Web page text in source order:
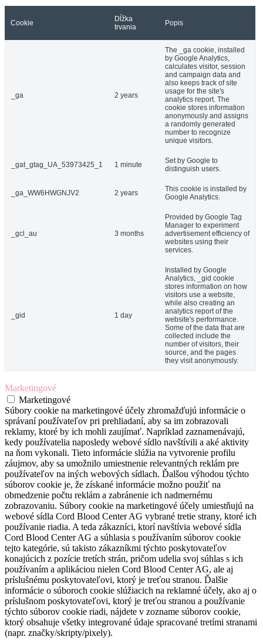
Cookie
Dĺžka
trvania
Popis
_ga 2 years
The _ga cookie, installed
by Google Analytics,
calculates visitor, session
and campaign data and
also keeps track of site
usage for the site's
analytics report. The
cookie stores information
anonymously and assigns
a randomly generated
number to recognize
unique visitors.
_gat_gtag_UA_53973425_1 1 minute
Set by Google to
distinguish users.
_ga_WW6HWGNJV2 2 years
This cookie is installed by
Google Analytics.
_gcl_au 3 months
Provided by Google Tag
Manager to experiment
advertisement efficiency of
websites using their
services.
_gid 1 day
Installed by Google
Analytics, _gid cookie
stores information on how
visitors use a website,
while also creating an
analytics report of the
website's performance.
Some of the data that are
collected include the
number of visitors, their
source, and the pages
they visit anonymously.
Marketingové
Marketingové
Súbory cookie na marketingové účely zhromažďujú informácie o
správaní používateľov pri prehliadaní, aby sa im zobrazovali
reklamy, ktoré by ich mohli zaujímať. Napríklad zaznamenávajú,
kedy používatelia naposledy webové sídlo navštívili a aké aktivity
na ňom vykonali. Tieto informácie slúžia na vytvorenie profilu
záujmov, aby sa umožnilo umiestnenie relevantných reklám pre
používateľov na iných webových sídlach. Ďalšou výhodou týchto
súborov cookie je, že získané informácie možno použiť na
obmedzenie počtu reklám a zabránenie ich nadmernému
zobrazovaniu. Súbory cookie na marketingové účely umiestňujú na
webové sídla Cord Blood Center AG vybrané tretie strany, ktoré ich
používanie riadia. A teda zákazníci, ktorí navštívia webové sídla
Cord Blood Center AG a súhlasia s používaním súborov cookie
tejto kategórie, sú takisto zákazníkmi týchto poskytovateľov
konajúcich z pozície tretích strán, pričom udelia svoj súhlas s ich
používaním a aplikáciou nielen Cord Blood Center AG, ale aj
príslušnému poskytovateľovi, ktorý je treťou stranou. Ďalšie
informácie o súboroch cookie slúžiacich na reklamné účely, ako aj o
príslušnom poskytovateľovi, ktorý je treťou stranou a používanie
týchto súborov cookie riadi, nájdete v zozname súborov cookie,
ktorý obsahuje všetky integrované údaje spracované tretími stranami
(napr. značky/skripty/pixely).